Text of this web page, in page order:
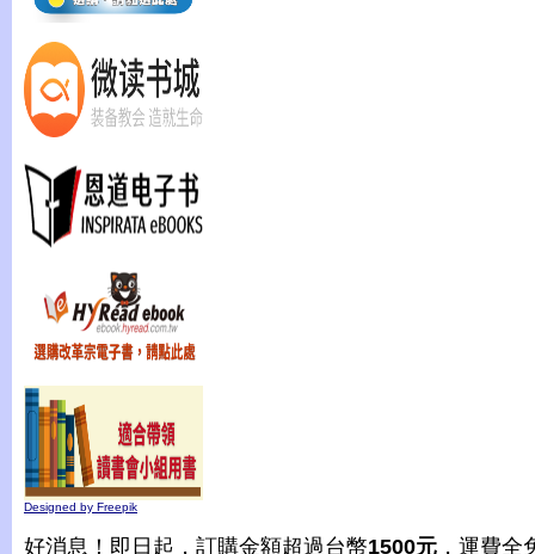
Designed by Freepik
好消息！即日起，訂購金額超過台幣1500元 ，運費全